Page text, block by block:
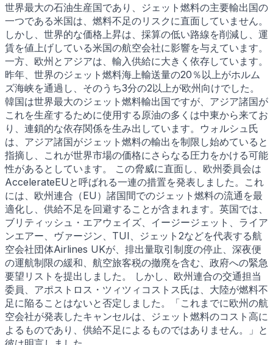
世界最大の石油生産国であり、ジェット燃料の主要輸出国の
一つである米国は、燃料不足のリスクに直面していません。
しかし、世界的な価格上昇は、採算の低い路線を削減し、運
賃を値上げしている米国の航空会社に影響を与えています。
一方、欧州とアジアは、輸入供給に大きく依存しています。
昨年、世界のジェット燃料海上輸送量の20％以上がホルム
ズ海峡を通過し、そのうち3分の2以上が欧州向けでした。
韓国は世界最大のジェット燃料輸出国ですが、アジア諸国が
これを生産するために使用する原油の多くは中東から来てお
り、連鎖的な依存関係を生み出しています。ウォルシュ氏
は、アジア諸国がジェット燃料の輸出を制限し始めていると
指摘し、これが世界市場の価格にさらなる圧力をかける可能
性があるとしています。 この脅威に直面し、欧州委員会は
AccelerateEUと呼ばれる一連の措置を発表しました。これ
には、欧州連合（EU）諸国間でのジェット燃料の流通を最
適化し、供給不足を回避することが含まれます。英国では、
ブリティッシュ・エアウェイズ、イージージェット、ライア
ンエアー、ヴァージン、TUI、ジェット2などを代表する航
空会社団体Airlines UKが、排出量取引制度の停止、深夜便
の運航制限の緩和、航空旅客税の撤廃を含む、政府への緊急
要望リストを提出しました。 しかし、欧州連合の交通担当
委員、アポストロス・ツィツィコストス氏は、大陸が燃料不
足に陥ることはないと否定しました。「これまでに欧州の航
空会社が発表したキャンセルは、ジェット燃料のコスト高に
よるものであり、供給不足によるものではありません。」と